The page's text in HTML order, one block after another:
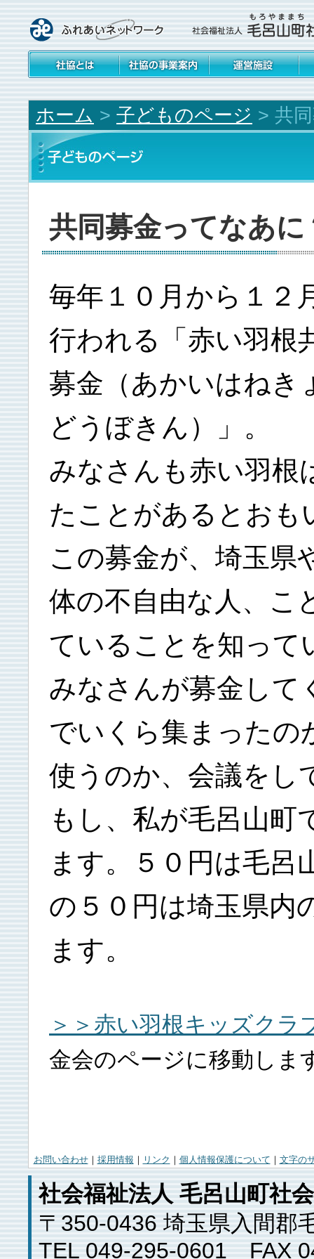
ホーム > 子どものページ > 共
共同募金ってなあに
毎年１０月から１２
行われる「赤い羽根
募金（あかいはねき
どうぼきん）」。
みなさんも赤い羽根
たことがあるとおも
この募金が、埼玉県
体の不自由な人、こ
ていることを知って
みなさんが募金して
でいくら集まったの
使うのか、会議をし
もし、私が毛呂山町
ます。５０円は毛呂
の５０円は埼玉県内
ます。
＞＞赤い羽根キッズクラ
金会のページに移動しま
お問い合わせ｜ 採用情報 ｜ リンク ｜ 個人情報保護について ｜ 文字の
社会福祉法人 毛呂山町社
〒350-0436 埼玉県入間郡
TEL 049-295-0601 FAX